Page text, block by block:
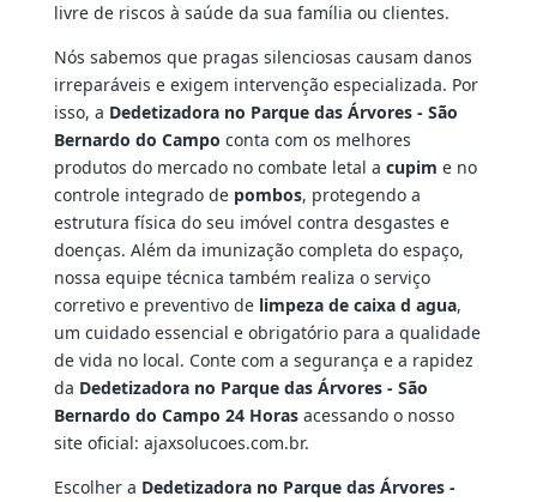
livre de riscos à saúde da sua família ou clientes.
Nós sabemos que pragas silenciosas causam danos
irreparáveis e exigem intervenção especializada. Por
isso, a Dedetizadora no Parque das Árvores - São
Bernardo do Campo conta com os melhores
produtos do mercado no combate letal a cupim e no
controle integrado de pombos, protegendo a
estrutura física do seu imóvel contra desgastes e
doenças. Além da imunização completa do espaço,
nossa equipe técnica também realiza o serviço
corretivo e preventivo de limpeza de caixa d agua,
um cuidado essencial e obrigatório para a qualidade
de vida no local. Conte com a segurança e a rapidez
da Dedetizadora no Parque das Árvores - São
Bernardo do Campo 24 Horasacessando o nosso
site oficial: ajaxsolucoes.com.br.
Escolher a Dedetizadora no Parque das Árvores -